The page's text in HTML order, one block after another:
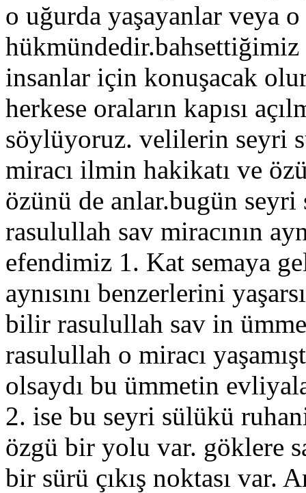
o uğurda yaşayanlar veya
insanlar için konuşacak
herkese oraların kapısı
söylüyoruz. velilerin seyri
miracı ilmin hakikatı ve
özünü de anlar.bugün
rasulullah sav miracının
efendimiz 1. Kat semaya
aynısını benzerlerini
bilir rasulullah sav in
rasulullah o miracı
olsaydı bu ümmetin
2. ise bu seyri sülükü
özgü bir yolu var. göklere
bir sürü çıkış noktası var.